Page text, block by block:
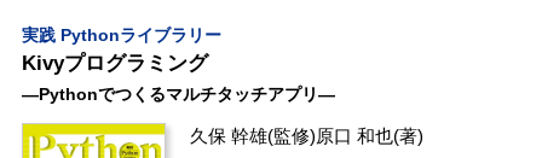
実践 Pythonライブラリー
Kivyプログラミング
―Pythonでつくるマルチタッチアプリ―
久保 幹雄(監修)原口 和也(著)